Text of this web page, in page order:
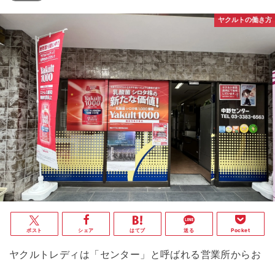
ヤクルトの働き方
ポスト シェア はてブ 送る Pocket
ヤクルトレディは「センター」と呼ばれる営業所からお